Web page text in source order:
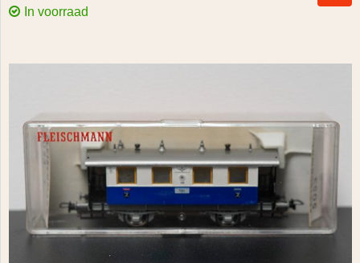
In voorraad